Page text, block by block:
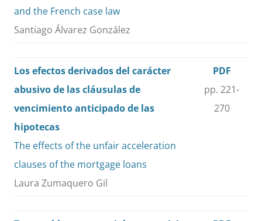
and the French case law
Santiago Álvarez González
Los efectos derivados del carácter
abusivo de las cláusulas de
vencimiento anticipado de las
hipotecas
The effects of the unfair acceleration
clauses of the mortgage loans
Laura Zumaquero Gil
PDF
pp. 221-
270